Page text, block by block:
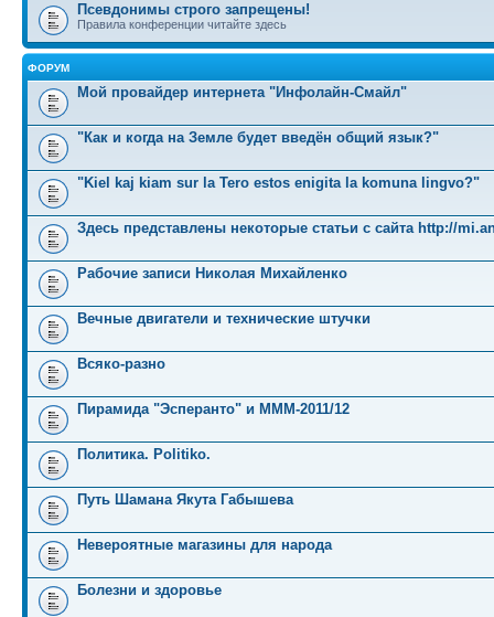
Псевдонимы строго запрещены!
Правила конференции читайте здесь
ФОРУМ
Мой провайдер интернета "Инфолайн-Смайл"
"Как и когда на Земле будет введён общий язык?"
"Kiel kaj kiam sur la Tero estos enigita la komuna lingvo?"
Здесь представлены некоторые статьи с сайта http://
Рабочие записи Николая Михайленко
Вечные двигатели и технические штучки
Всяко-разно
Пирамида "Эсперанто" и MMM-2011/12
Политика. Politiko.
Путь Шамана Якута Габышева
Невероятные магазины для народа
Болезни и здоровье